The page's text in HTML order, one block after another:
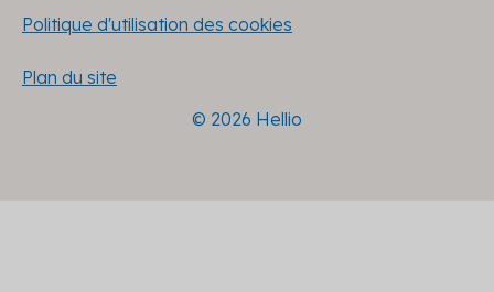
Politique d'utilisation des cookies
Plan du site
© 2026 Hellio